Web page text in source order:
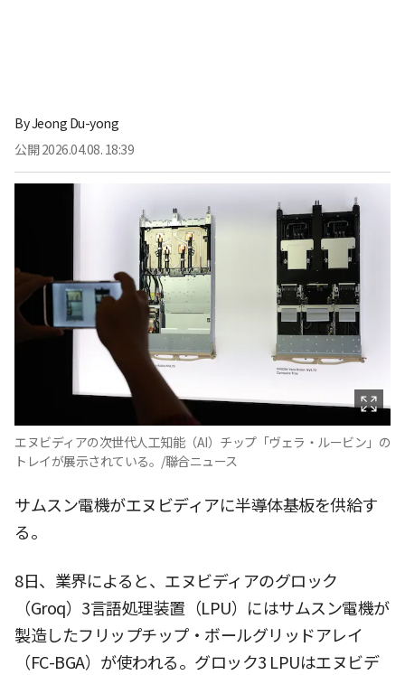
ByJeong Du-yong
公開 2026.04.08. 18:39
エヌビディアの次世代人工知能（AI）チップ「ヴェラ・ルービン」の
トレイが展示されている。/聯合ニュース
サムスン電機がエヌビディアに半導体基板を供給す
る。
8日、業界によると、エヌビディアのグロック
（Groq）3言語処理装置（LPU）にはサムスン電機が
製造したフリップチップ・ボールグリッドアレイ
（FC-BGA）が使われる。グロック3 LPUはエヌビデ